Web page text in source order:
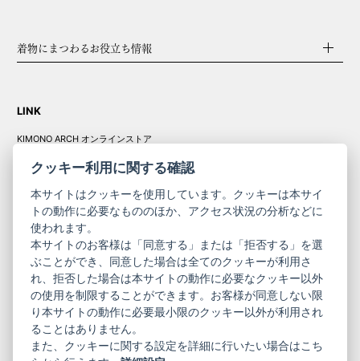
着物にまつわるお役立ち情報
LINK
KIMONO ARCH オンラインストア
コーポレート
サイト
きものやまと振
袖
サイト
ニュースレター
ご利用案内
お問い合わせ
プライバシーポリシー
特定商取引法に基づく表記
ご利用規約
クッキー利用に関する確認
本サイトはクッキーを使用しています。クッキーは本サイ
トの動作に必要なもののほか、アクセス状況の分析などに
使われます。
本サイトのお客様は「同意する」または「拒否する」を選
ぶことができ、同意した場合は全てのクッキーが利用さ
れ、拒否した場合は本サイトの動作に必要なクッキー以外
の使用を制限することができます。お客様が同意しない限
り本サイトの動作に必要最小限のクッキー以外が利用され
ることはありません。
また、クッキーに関する設定を詳細に行いたい場合はこち